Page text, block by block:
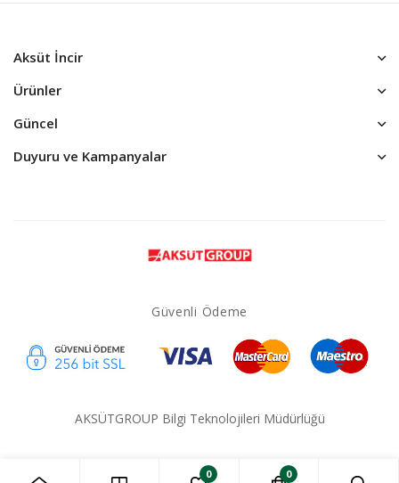
Aksüt İncir
Ürünler
Güncel
Duyuru ve Kampanyalar
Güvenli Ödeme
AKSÜTGROUP Bilgi Teknolojileri Müdürlüğü
0 0